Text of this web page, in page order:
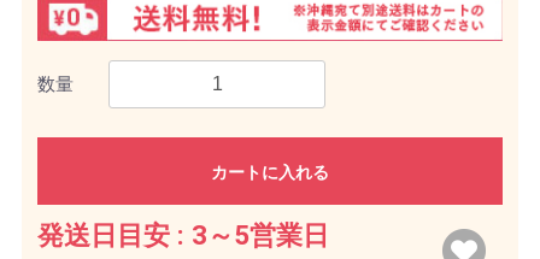
数量
カートに入れる
発送日目安 : 3～5営業日